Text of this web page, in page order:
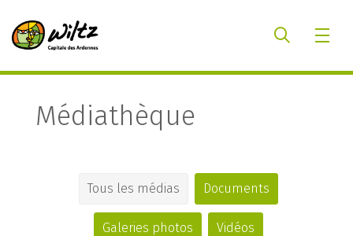
Médiathèque
Tous les médias Documents
Galeries photos Vidéos